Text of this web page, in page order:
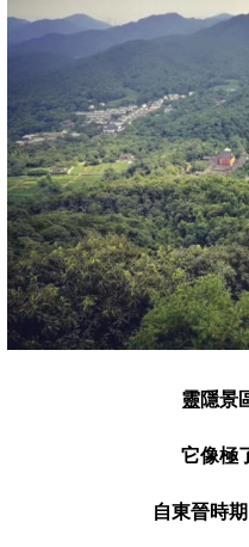
靈隱景
它像極
自東晉時